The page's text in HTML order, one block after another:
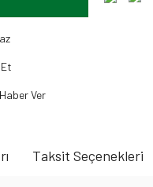
Ver
Taksit Seçenekleri